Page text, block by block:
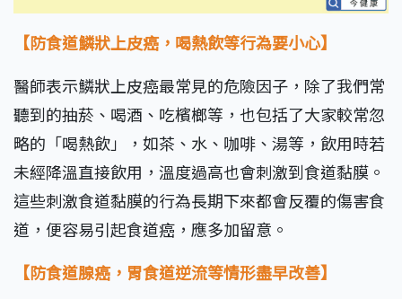
【防食道鱗狀上皮癌，喝熱飲等行為要小心】
醫師表示鱗狀上皮癌最常見的危險因子，除了我們常
聽到的抽菸、喝酒、吃檳榔等，也包括了大家較常忽
略的「喝熱飲」，如茶、水、咖啡、湯等，飲用時若
未經降溫直接飲用，溫度過高也會刺激到食道黏膜。
這些刺激食道黏膜的行為長期下來都會反覆的傷害食
道，便容易引起食道癌，應多加留意。
【防食道腺癌，胃食道逆流等情形盡早改善】